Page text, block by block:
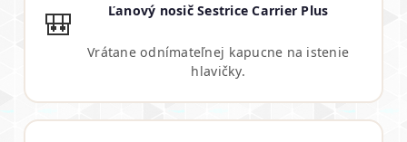
🎒 Ľanový nosič Sestrice Carrier Plus
Vrátane odnímateľnej kapucne na istenie
hlavičky.